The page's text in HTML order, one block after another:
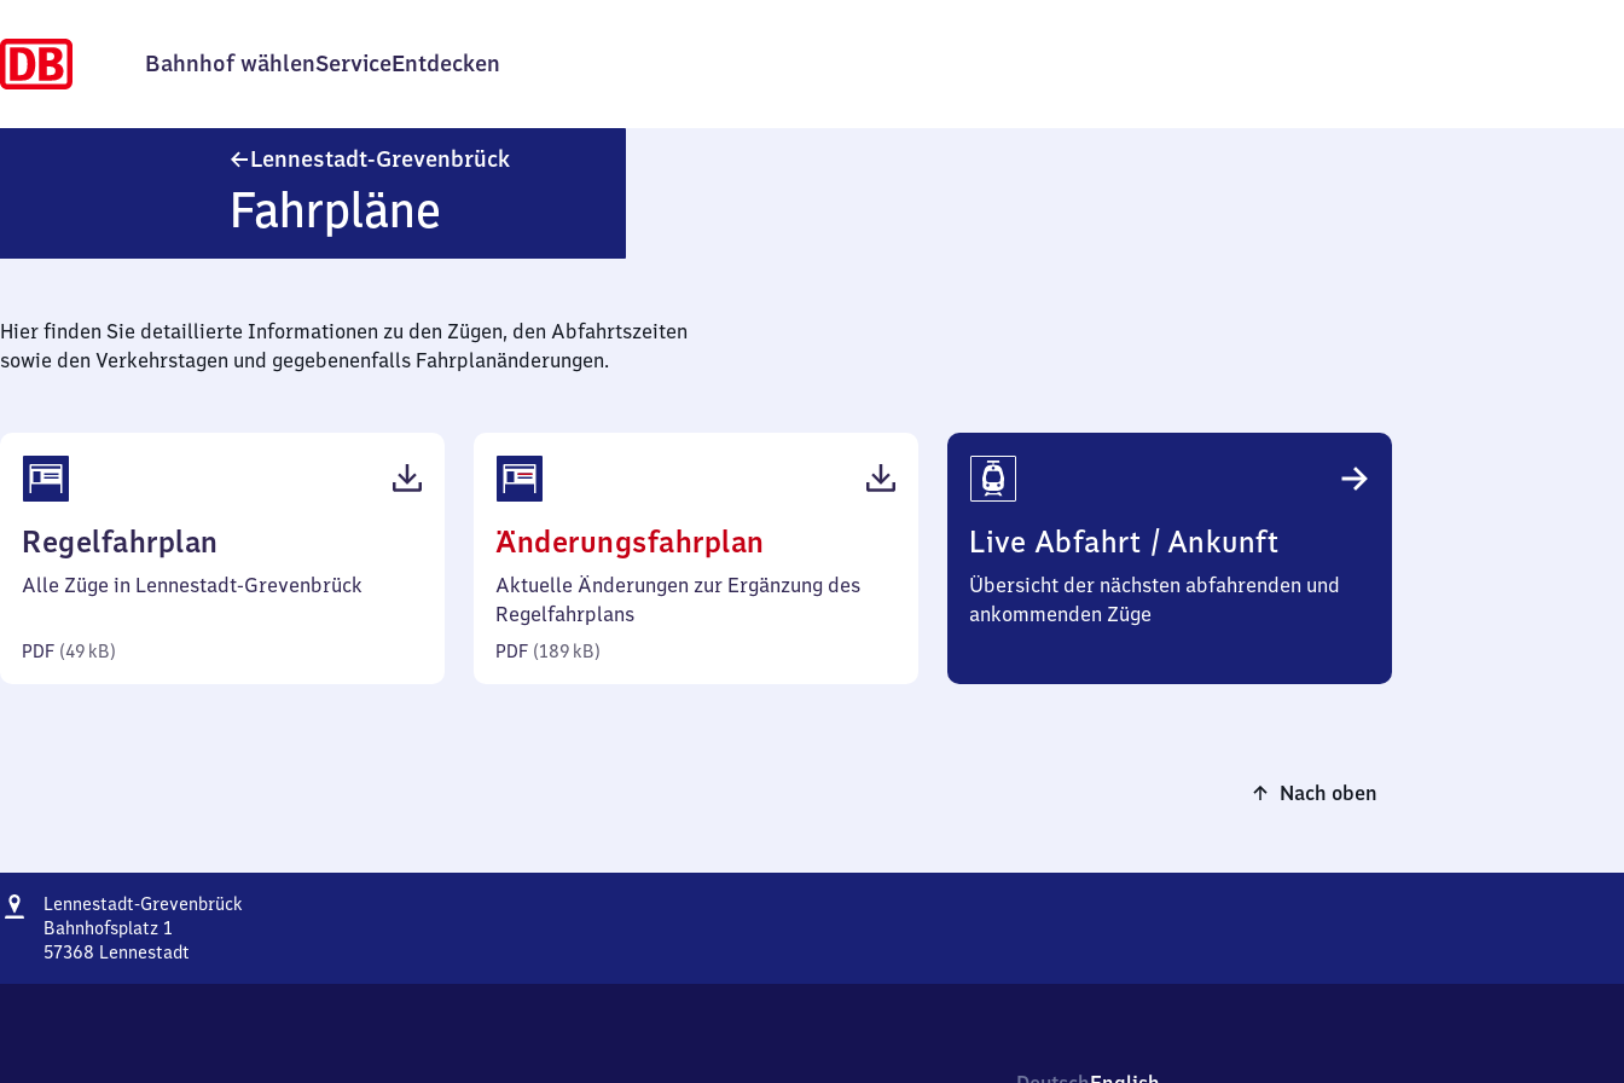
Bahnhof wählenServiceEntdecken
Lennestadt-Grevenbrück
Fahrpläne
Hier finden Sie detaillierte Informationen zu den Zügen, den Abfahrtszeiten
sowie den Verkehrstagen und gegebenenfalls Fahrplanänderungen.
Regelfahrplan
49
Alle Züge in Lennestadt-Grevenbrück
PDF (49 kB)
Änderungsfahrplan
189
Aktuelle Änderungen zur Ergänzung des
Regelfahrplans
PDF (189 kB)
Live Abfahrt / Ankunft
Übersicht der nächsten abfahrenden und
ankommenden Züge
Nach oben
Adresse
Lennestadt-Grevenbrück
Bahnhofsplatz 1
57368 Lennestadt